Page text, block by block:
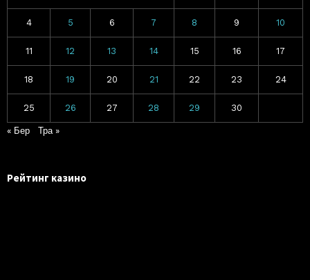
4 5 6 7 8 9 10
11 12 13 14 15 16 17
18 19 20 21 22 23 24
25 26 27 28 29 30
« Бер Тра »
Рейтинг казино